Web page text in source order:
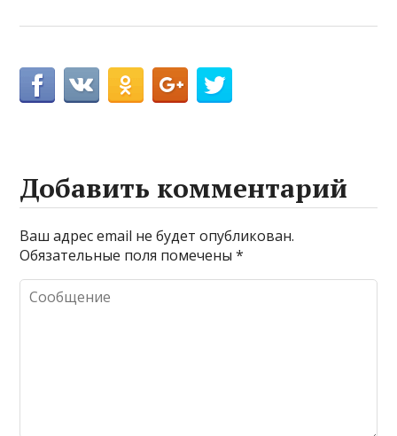
Добавить комментарий
Ваш адрес email не будет опубликован.
Обязательные поля помечены*